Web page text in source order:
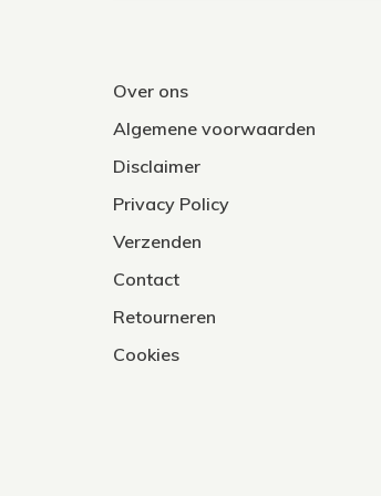
Over ons
Algemene voorwaarden
Disclaimer
Privacy Policy
Verzenden
Contact
Retourneren
Cookies